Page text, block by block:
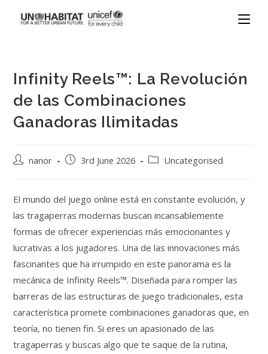
Infinity Reels™: La Revolución
de las Combinaciones
Ganadoras Ilimitadas
nanor 3rd June 2026 Uncategorised
El mundo del juego online está en constante evolución, y
las tragaperras modernas buscan incansablemente
formas de ofrecer experiencias más emocionantes y
lucrativas a los jugadores. Una de las innovaciones más
fascinantes que ha irrumpido en este panorama es la
mecánica de Infinity Reels™. Diseñada para romper las
barreras de las estructuras de juego tradicionales, esta
característica promete combinaciones ganadoras que, en
teoría, no tienen fin. Si eres un apasionado de las
tragaperras y buscas algo que te saque de la rutina,